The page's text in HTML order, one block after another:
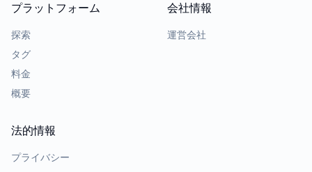
プラットフォーム
探索
タグ
料金
概要
会社情報
運営会社
法的情報
プライバシー